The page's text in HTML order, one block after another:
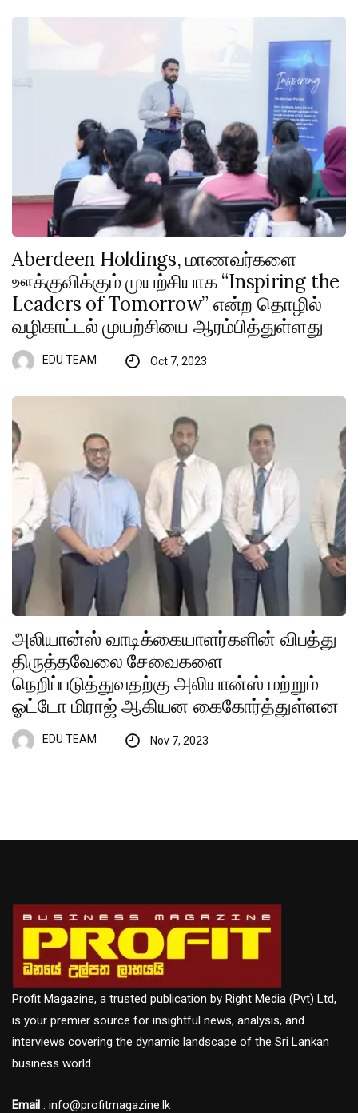
Aberdeen Holdings, மாணவர்களை
ஊக்குவிக்கும் முயற்சியாக “Inspiring the
Leaders of Tomorrow” என்ற தொழில்
வழிகாட்டல் முயற்சியை ஆரம்பித்துள்ளது
EDU TEAM Oct 7, 2023
அலியான்ஸ் வாடிக்கையாளர்களின் விபத்து
திருத்தவேலை சேவைகளை
நெறிப்படுத்துவதற்கு அலியான்ஸ் மற்றும்
ஓட்டோ மிராஜ் ஆகியன கைகோர்த்துள்ளன
EDU TEAM Nov 7, 2023
Profit Magazine, a trusted publication by Right Media (Pvt) Ltd,
is your premier source for insightful news, analysis, and
interviews covering the dynamic landscape of the Sri Lankan
business world.
Email : info@profitmagazine.lk